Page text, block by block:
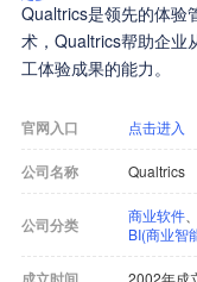
Qualtrics是领先的体验
术，Qualtrics帮助企业
工体验成果的能力。
官网入口 点击进入
公司名称 Qualtrics
公司分类 商业软件
BI(商业智
2002年成